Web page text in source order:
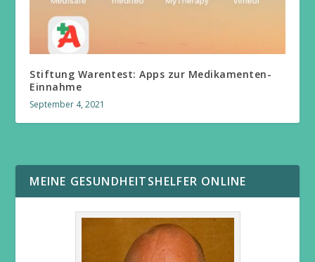
Stiftung Warentest: Apps zur Medikamenten-
Einnahme
September 4, 2021
MEINE GESUNDHEITSHELFER ONLINE